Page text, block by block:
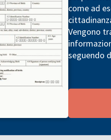
come ad
Vengono
seguendo